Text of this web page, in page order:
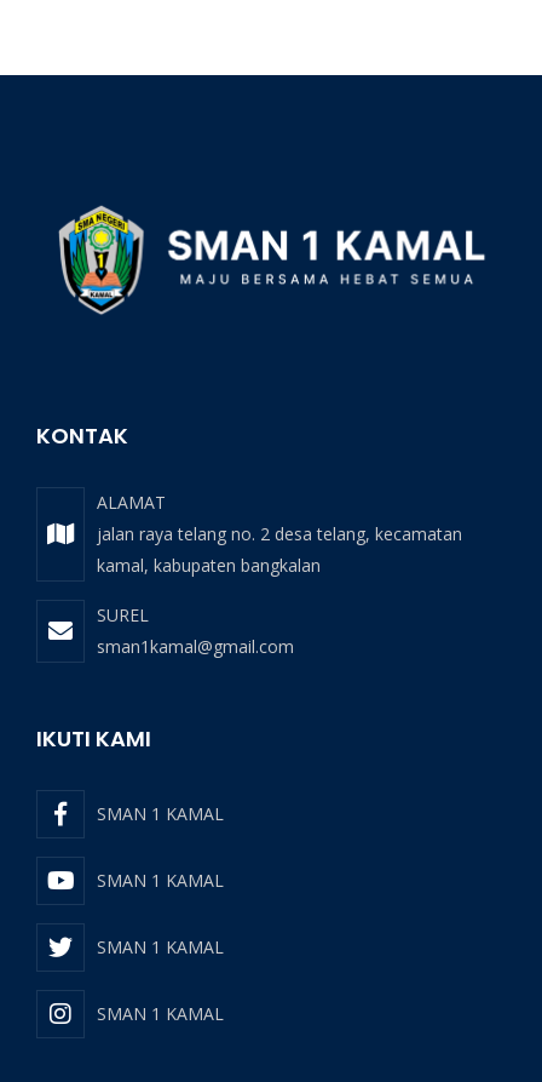
KONTAK
ALAMAT
jalan raya telang no. 2 desa telang, kecamatan
kamal, kabupaten bangkalan
SUREL
sman1kamal@gmail.com
IKUTI KAMI
SMAN 1 KAMAL
SMAN 1 KAMAL
SMAN 1 KAMAL
SMAN 1 KAMAL